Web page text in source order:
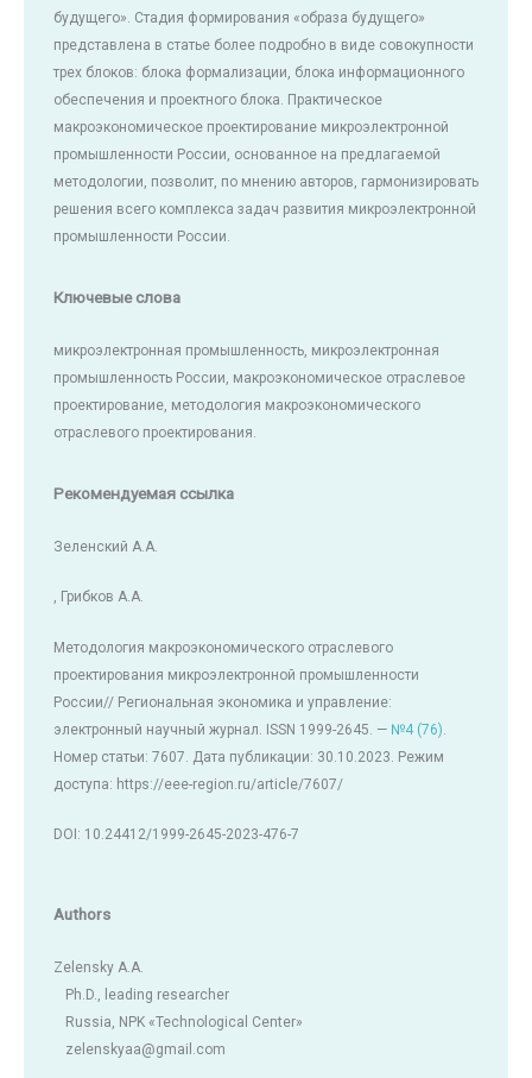
будущего». Стадия формирования «образа будущего»
представлена в статье более подробно в виде совокупности
трех блоков: блока формализации, блока информационного
обеспечения и проектного блока. Практическое
макроэкономическое проектирование микроэлектронной
промышленности России, основанное на предлагаемой
методологии, позволит, по мнению авторов, гармонизировать
решения всего комплекса задач развития микроэлектронной
промышленности России.
Ключевые слова
микроэлектронная промышленность, микроэлектронная
промышленность России, макроэкономическое отраслевое
проектирование, методология макроэкономического
отраслевого проектирования.
Рекомендуемая ссылка
Зеленский А.А.
, Грибков А.А.
Методология макроэкономического отраслевого
проектирования микроэлектронной промышленности
России// Региональная экономика и управление:
электронный научный журнал. ISSN 1999-2645. — №4 (76)
Номер статьи: 7607. Дата публикации: 30.10.2023. Режим
доступа: https://eee-region.ru/article/7607/
DOI: 10.24412/1999-2645-2023-476-7
Authors
Zelensky A.A.
Ph.D., leading researcher
Russia, NPK «Technological Center»
zelenskyaa@gmail.com